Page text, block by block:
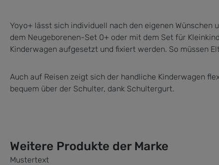
Yoyo+ lässt sich individuell nach den eigenen
dem Neugeborenen-Set 0+ oder mit dem Set für
Kinderwagen aufgesetzt und fixiert werden. So müssen
Auch auf Reisen zeigt sich der handliche Kinderwagen
bequem über der Schulter, dank Schultergurt.
Weitere Produkte der Marke
Mustertext